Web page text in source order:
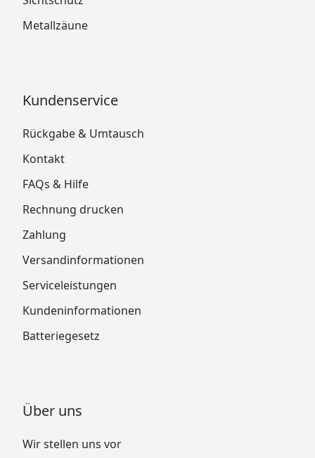
Metallzäune
Kundenservice
Rückgabe & Umtausch
Kontakt
FAQs & Hilfe
Rechnung drucken
Zahlung
Versandinformationen
Serviceleistungen
Kundeninformationen
Batteriegesetz
Über uns
Wir stellen uns vor